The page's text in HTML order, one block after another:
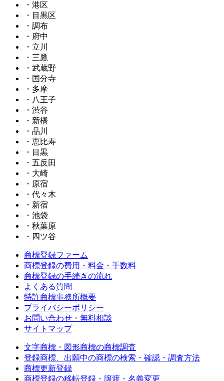
・港区
・目黒区
・調布
・府中
・立川
・三鷹
・武蔵野
・国分寺
・多摩
・八王子
・渋谷
・新橋
・品川
・恵比寿
・目黒
・五反田
・大崎
・原宿
・代々木
・新宿
・池袋
・秋葉原
・四ツ谷
商標登録ファーム
商標登録の費用・料金・手数料
商標登録の手続きの流れ
よくある質問
特許商標事務所概要
プライバシーポリシー
お問い合わせ・無料相談
サイトマップ
文字商標・図形商標の商標調査
登録商標、出願中の商標の検索・確認・調査方法
商標更新登録
商標登録の移転登録・譲渡・名義変更